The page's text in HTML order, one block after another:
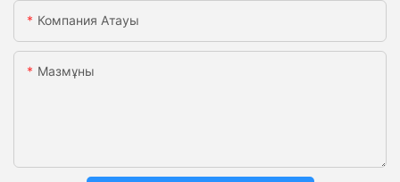
Компания Атауы
Мазмұны